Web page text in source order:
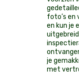
foto’s en
en kun je
uitgebreid
je
met